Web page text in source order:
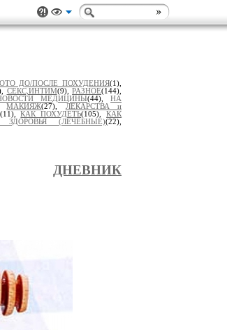
ДО/ПОСЛЕ ПОХУДЕНИЯ(1),
СЕКС,ИНТИМ(9),РАЗНОЕ(144),
МЕДИЦИНЫ(44),НА
МАКИЯЖ(27),
ЛЕКАРСТВА и
(11),КАК ПОХУДЕТЬ(105),КАК
(ЛЕЧЕБНЫЕ)(22),
ДНЕВНИК